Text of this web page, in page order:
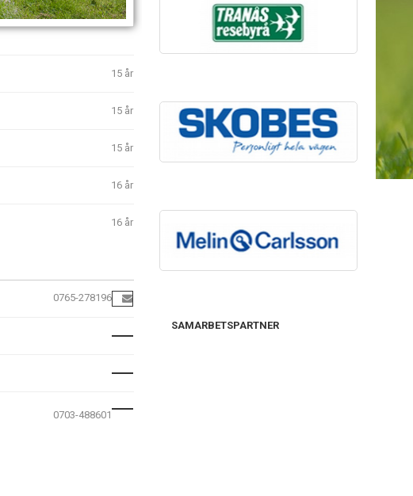
15 år
15 år
15 år
16 år
16 år
0765-278196
0703-488601
SAMARBETSPARTNER